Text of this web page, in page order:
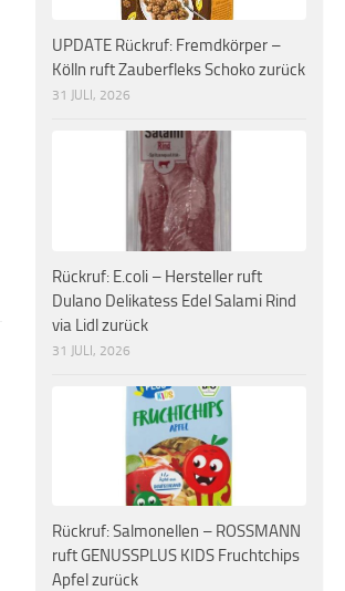
UPDATE Rückruf: Fremdkörper –
Kölln ruft Zauberfleks Schoko zurück
31 JULI, 2026
Rückruf: E.coli – Hersteller ruft
Dulano Delikatess Edel Salami Rind
via Lidl zurück
31 JULI, 2026
Rückruf: Salmonellen – ROSSMANN
ruft GENUSSPLUS KIDS Fruchtchips
Apfel zurück